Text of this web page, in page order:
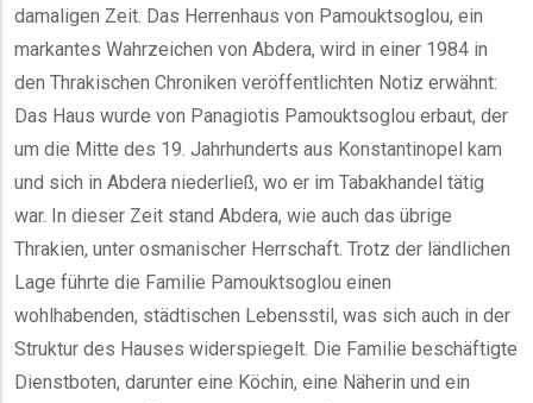
damaligen Zeit. Das Herrenhaus von Pamouktsoglou, ein
markantes Wahrzeichen von Abdera, wird in einer 1984 in
den Thrakischen Chroniken veröffentlichten Notiz erwähnt:
Das Haus wurde von Panagiotis Pamouktsoglou erbaut, der
um die Mitte des 19. Jahrhunderts aus Konstantinopel kam
und sich in Abdera niederließ, wo er im Tabakhandel tätig
war. In dieser Zeit stand Abdera, wie auch das übrige
Thrakien, unter osmanischer Herrschaft. Trotz der ländlichen
Lage führte die Familie Pamouktsoglou einen
wohlhabenden, städtischen Lebensstil, was sich auch in der
Struktur des Hauses widerspiegelt. Die Familie beschäftigte
Dienstboten, darunter eine Köchin, eine Näherin und ein